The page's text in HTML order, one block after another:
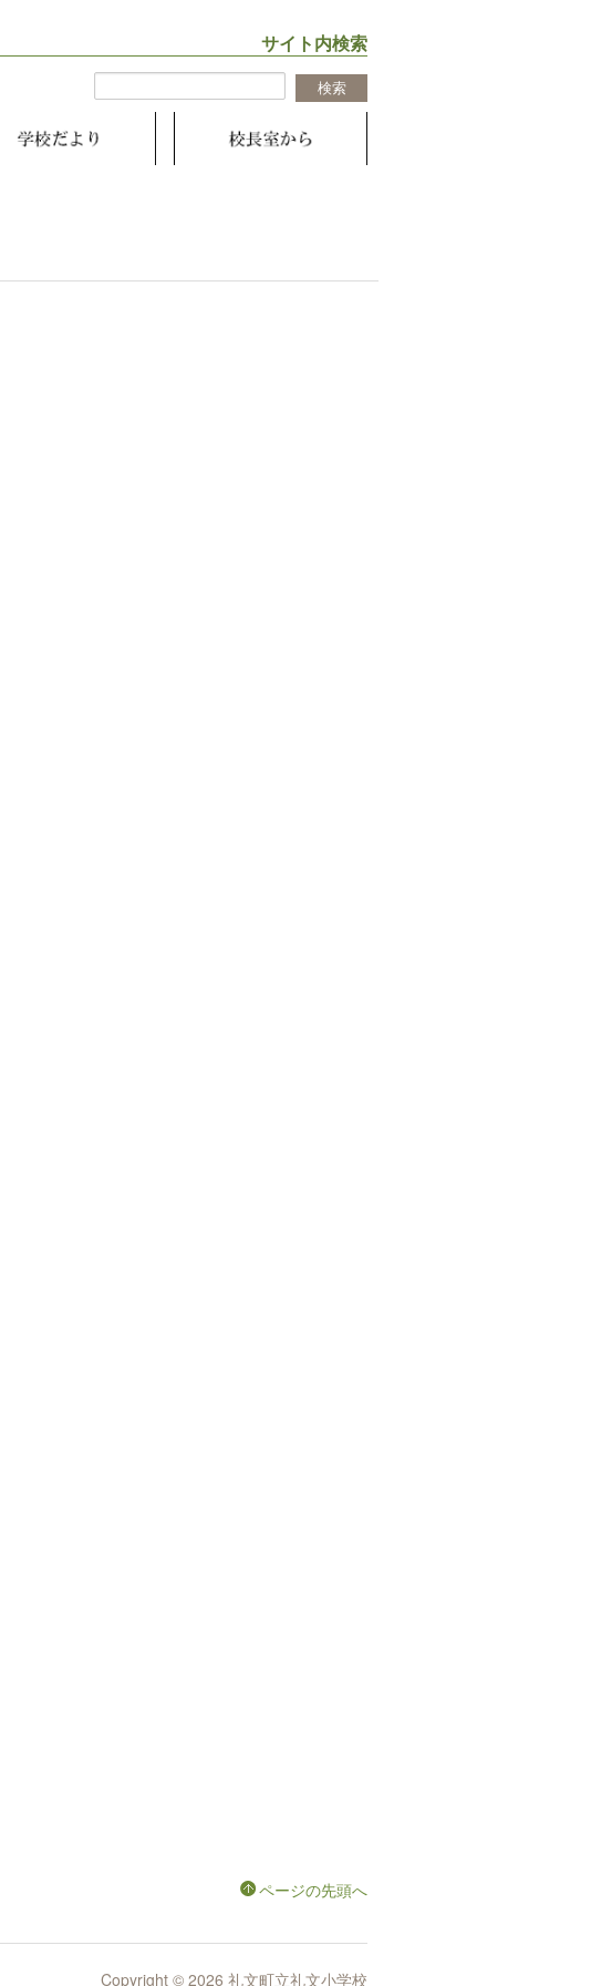
サイト内検索
ページの先頭へ
Copyright © 2026 礼文町立礼文小学校